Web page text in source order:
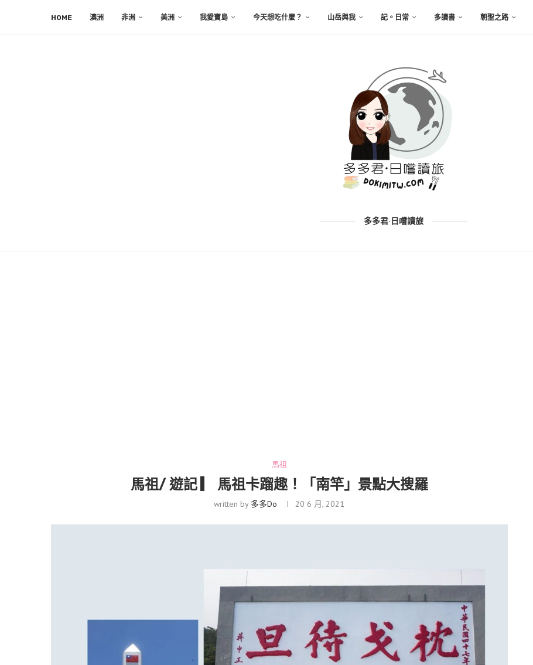
HOME 澳洲 非洲 美洲 我愛寶島 今天想吃什麼？ 山岳與我 記。日常 多讀書 朝聖之路
多多君·日嚐讀旅
馬祖
馬祖/ 遊記 ▎ 馬祖卡蹓趣！「南竿」景點大搜羅
written by 多多Do 20 6 月, 2021